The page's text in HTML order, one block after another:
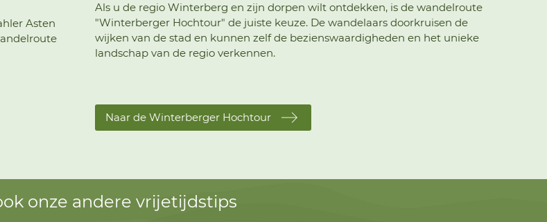
Asten
Als u de regio Winterberg en zijn dorpen wilt ontdekken, is de wandelroute
"Winterberger Hochtour" de juiste keuze. De wandelaars doorkruisen de
wijken van de stad en kunnen zelf de bezienswaardigheden en het unieke
landschap van de regio verkennen.
Naar de Winterberger Hochtour
onze andere vrijetijdstips